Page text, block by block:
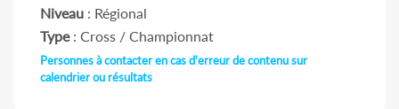
Niveau : Régional
Type: Cross / Championnat
Personnes à contacter en cas d'erreur de contenu sur
calendrier ou résultats